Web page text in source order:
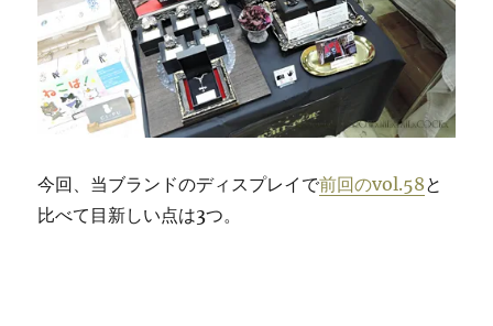
今回、当ブランドのディスプレイで前回のvol.58と
比べて目新しい点は3つ。